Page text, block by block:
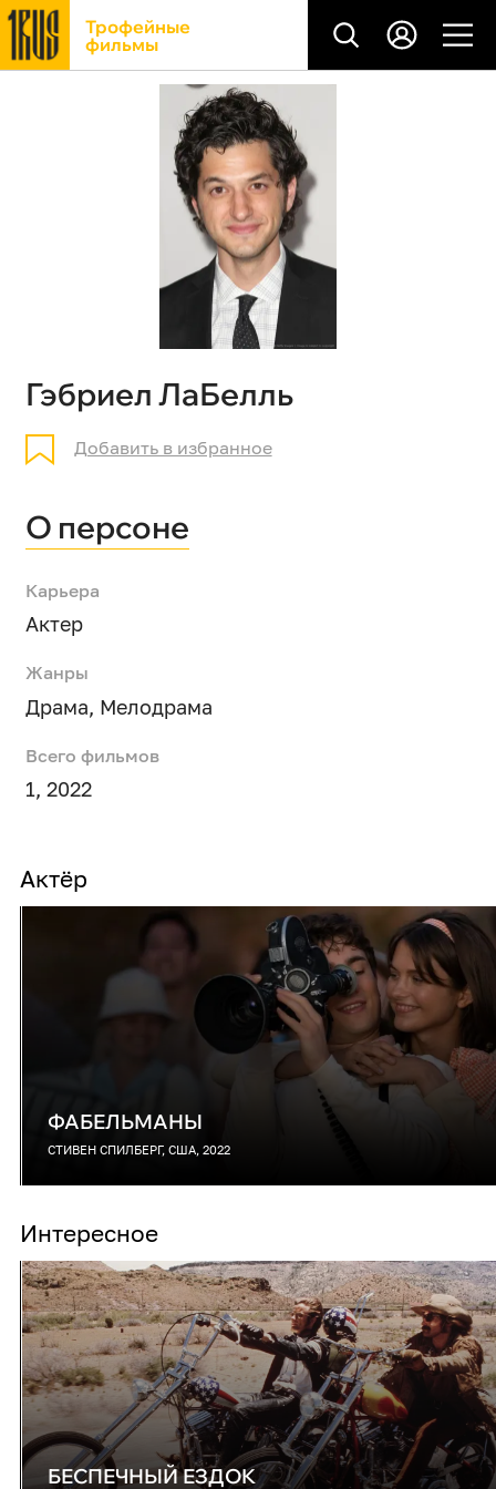
Трофейные
фильмы
Гэбриел ЛаБелль
Добавить в избранное
О персоне
Карьера
Актер
Жанры
Драма, Мелодрама
Всего фильмов
1, 2022
Актёр
ФАБЕЛЬМАНЫ
СТИВЕН СПИЛБЕРГ, США, 2022
Интересное
БЕСПЕЧНЫЙ ЕЗДОК